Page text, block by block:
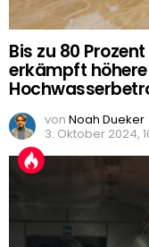
Bis zu 80
erkämpft
von Noah Dueker
3. Oktober 2024,